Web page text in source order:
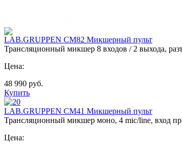
LAB.GRUPPEN CM82 Микшерный пульт
Трансляционный микшер 8 входов / 2 выхода,
Цена:
48 990 руб.
Купить
LAB.GRUPPEN CM41 Микшерный пульт
Трансляционный микшер моно, 4 mic/line, вход
Цена: